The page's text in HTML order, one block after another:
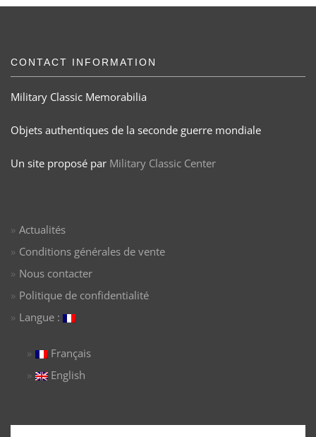
CONTACT INFORMATION
Military Classic Memorabilia
Objets authentiques de la seconde guerre mondiale
Un site proposé par Military Classic Center
Actualités
Conditions générales de vente
Nous contacter
Politique de confidentialité
Langue :
Français
English